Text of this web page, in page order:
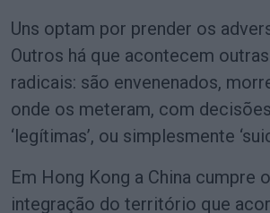
Uns optam por prender os
Outros há que acontecem
radicais: são envenenados,
onde os meteram, com
‘legítimas’, ou simplesmente
Em Hong Kong a China cumpre
integração do território que